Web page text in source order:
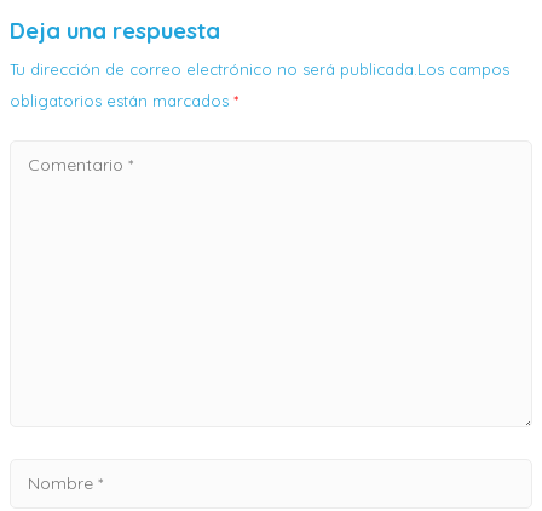
Deja una respuesta
Tu dirección de correo electrónico no será publicada.Los campos
obligatorios están marcados *